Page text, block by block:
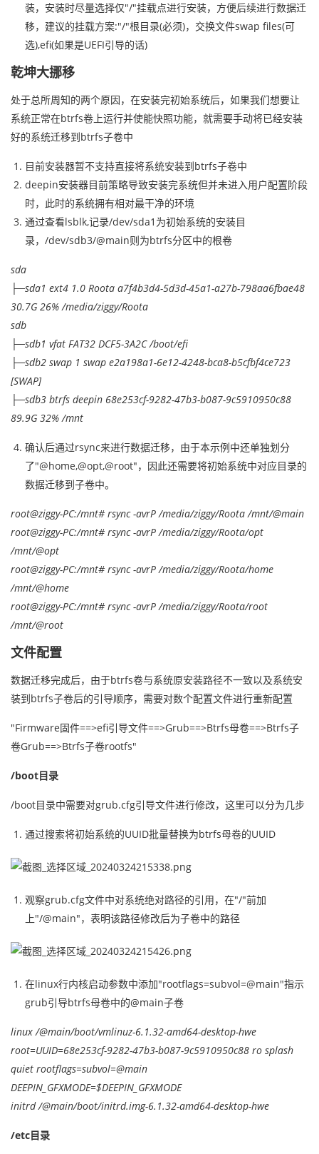
装，安装时尽量选择仅"/"挂载点进行安装，方便后续进行数据迁
移，建议的挂载方案:"/"根目录(必须)，交换文件swap files(可
选),efi(如果是UEFI引导的话)
乾坤大挪移
处于总所周知的两个原因，在安装完初始系统后，如果我们想要让
系统正常在btrfs卷上运行并使能快照功能，就需要手动将已经安装
好的系统迁移到btrfs子卷中
目前安装器暂不支持直接将系统安装到btrfs子卷中
deepin安装器目前策略导致安装完系统但并未进入用户配置阶段
时，此时的系统拥有相对最干净的环境
通过查看lsblk,记录/dev/sda1为初始系统的安装目
录，/dev/sdb3/@main则为btrfs分区中的根卷
sda
├─sda1 ext4 1.0 Roota a7f4b3d4-5d3d-45a1-a27b-798aa6fbae48
30.7G 26% /media/ziggy/Roota
sdb
├─sdb1 vfat FAT32 DCF5-3A2C /boot/efi
├─sdb2 swap 1 swap e2a198a1-6e12-4248-bca8-b5cfbf4ce723
[SWAP]
├─sdb3 btrfs deepin 68e253cf-9282-47b3-b087-9c5910950c88
89.9G 32% /mnt
确认后通过rsync来进行数据迁移，由于本示例中还单独划分
了"@home,@opt,@root"，因此还需要将初始系统中对应目录的
数据迁移到子卷中。
root@ziggy-PC:/mnt# rsync -avrP /media/ziggy/Roota /mnt/@main
root@ziggy-PC:/mnt# rsync -avrP /media/ziggy/Roota/opt
/mnt/@opt
root@ziggy-PC:/mnt# rsync -avrP /media/ziggy/Roota/home
/mnt/@home
root@ziggy-PC:/mnt# rsync -avrP /media/ziggy/Roota/root
/mnt/@root
文件配置
数据迁移完成后，由于btrfs卷与系统原安装路径不一致以及系统安
装到btrfs子卷后的引导顺序，需要对数个配置文件进行重新配置
"Firmware固件==>efi引导文件==>Grub==>Btrfs母卷==>Btrfs子
卷Grub==>Btrfs子卷rootfs"
/boot目录
/boot目录中需要对grub.cfg引导文件进行修改，这里可以分为几步
通过搜索将初始系统的UUID批量替换为btrfs母卷的UUID
观察grub.cfg文件中对系统绝对路径的引用，在"/"前加
上"/@main"，表明该路径修改后为子卷中的路径
在linux行内核启动参数中添加"rootflags=subvol=@main"指示
grub引导btrfs母卷中的@main子卷
linux /@main/boot/vmlinuz-6.1.32-amd64-desktop-hwe
root=UUID=68e253cf-9282-47b3-b087-9c5910950c88 ro splash
quiet rootflags=subvol=@main
DEEPIN_GFXMODE=$DEEPIN_GFXMODE
initrd /@main/boot/initrd.img-6.1.32-amd64-desktop-hwe
/etc目录